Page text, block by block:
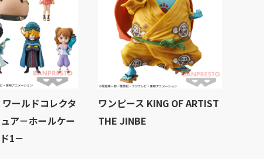
ールドコレクタ
ア－ホールケー
1－
ワンピース KING OF ARTIST
THE JINBE